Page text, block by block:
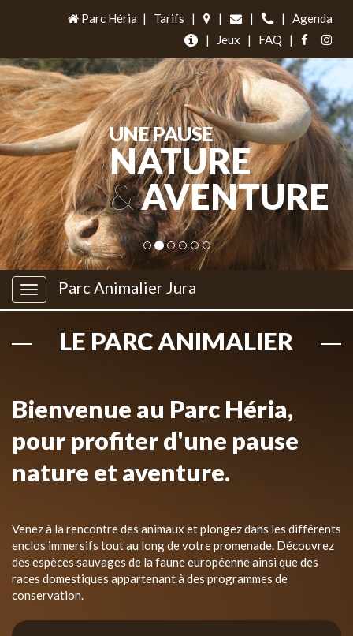
Parc Héria | Tarifs | | | |
Agenda
|
Jeux | FAQ |
UNE PAUSE
NATURE
&AVENTURE
Parc Animalier Jura
LE PARC ANIMALIER
Bienvenue au Parc Héria,
pour profiter d'une pause
nature et aventure.
Venez à la rencontre des animaux et plongez dans les différents
enclos immersifs tout au long de votre promenade. Découvrez
des espèces sauvages de la faune européenne ainsi que des
races domestiques appartenant à des programmes de
conservation.